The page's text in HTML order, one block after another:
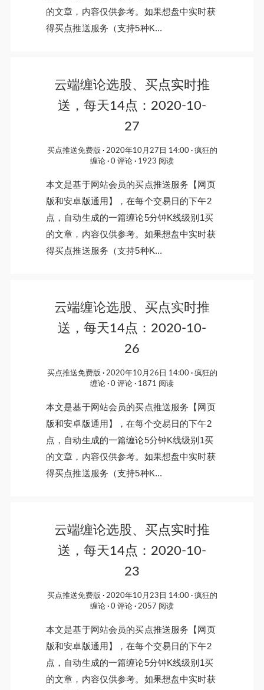
的文章，内容仅供参考。如果想盘中实时获
得买点推送服务（支持5种K...
云端缠论选股、买点实时推
送，每天14点：2020-10-
27
买点推送免费版 2020年10月27日 14:00
疯狂的
缠论
0 评论 1923 阅读
本文是基于网站会员的买点推送服务【网页
版和安卓版通用】，在每个交易日的下午2
点，自动生成的一篇缠论5分钟K线级别1买
的文章，内容仅供参考。如果想盘中实时获
得买点推送服务（支持5种K...
云端缠论选股、买点实时推
送，每天14点：2020-10-
26
买点推送免费版 2020年10月26日 14:00
疯狂的
缠论
0 评论 1871 阅读
本文是基于网站会员的买点推送服务【网页
版和安卓版通用】，在每个交易日的下午2
点，自动生成的一篇缠论5分钟K线级别1买
的文章，内容仅供参考。如果想盘中实时获
得买点推送服务（支持5种K...
云端缠论选股、买点实时推
送，每天14点：2020-10-
23
买点推送免费版 2020年10月23日 14:00
疯狂的
缠论
0 评论 2057 阅读
本文是基于网站会员的买点推送服务【网页
版和安卓版通用】，在每个交易日的下午2
点，自动生成的一篇缠论5分钟K线级别1买
的文章，内容仅供参考。如果想盘中实时获